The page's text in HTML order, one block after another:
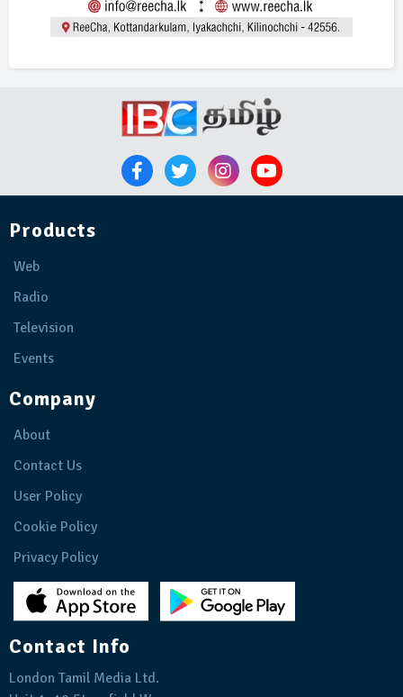
Products
Web
Radio
Television
Events
Company
About
Contact Us
User Policy
Cookie Policy
Privacy Policy
Contact Info
London Tamil Media Ltd.